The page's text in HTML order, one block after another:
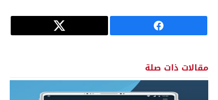
مقالات ذات صلة